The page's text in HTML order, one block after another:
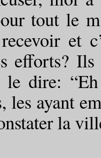
tout le
et
efforts?
dire:
les ayant
la